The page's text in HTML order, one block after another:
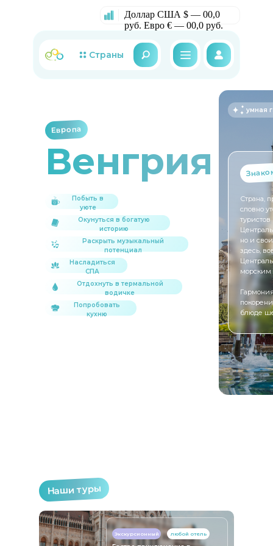
Доллар США $ — 00,0
руб. Евро € — 00,0 руб.
Страны
Страна,
словно
но и
здесь,
морским
блюде
умная
Попробовать
кухню
Отдохнуть в термальной
водичке
Насладиться
СПА
Раскрыть музыкальный
потенциал
Окунуться в богатую
историю
Побыть в
уюте
Венгрия
Европа
Индивидуальный
Наши туры
Экскурсионный любой отель